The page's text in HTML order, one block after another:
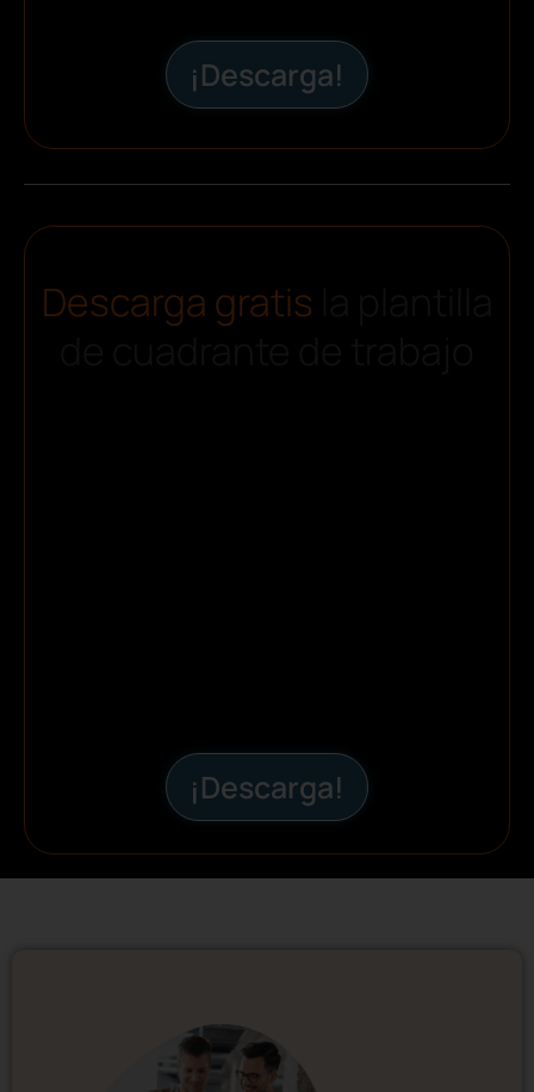
¡Descarga!
Descarga gratis
¡Descarga!